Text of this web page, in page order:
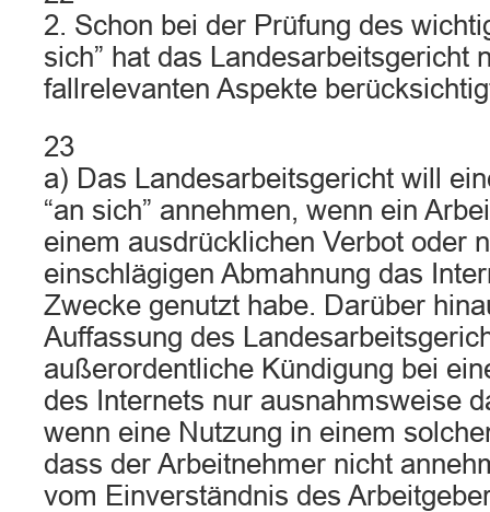
2. Schon bei der Prüfung des
sich” hat das Landesarbeitsgericht
fallrelevanten Aspekte
23
a) Das Landesarbeitsgericht will
“an sich” annehmen, wenn ein
einem ausdrücklichen Verbot oder
einschlägigen Abmahnung das
Zwecke genutzt habe. Darüber
Auffassung des
außerordentliche Kündigung bei
des Internets nur ausnahmsweise
wenn eine Nutzung in einem
dass der Arbeitnehmer nicht
vom Einverständnis des